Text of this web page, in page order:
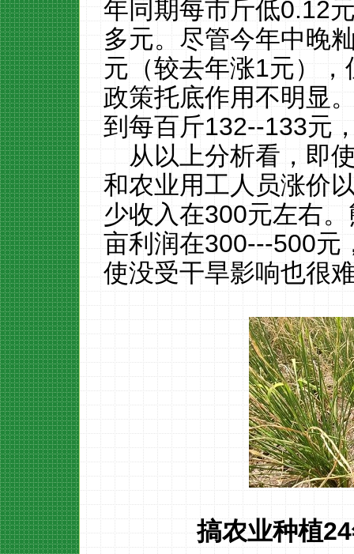
年同期每市斤低0.12
多元。尽管今年中晚
元（较去年涨1元）
政策托底作用不明显
到每百斤132--133元
从以上分析看，即
和农业用工人员涨价
少收入在300元左右
亩利润在300---500元
使没受干旱影响也很
搞农业种植24